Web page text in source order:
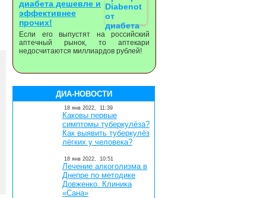
диабета дешевле и
эффективнее
прочих!
Если его выпустят на российский
аптечный рынок, то аптекари
недосчитаются миллиардов рублей!
ДИА-НОВОСТИ
18 янв 2022, 11:39
Каковы первые
симптомы туберкулёза?
Как выявить туберкулёз
лёгких у человека?
18 янв 2022, 10:51
Лечение алкоголизма в
Днепре по методике
Довженко. Клиника
«Сана»